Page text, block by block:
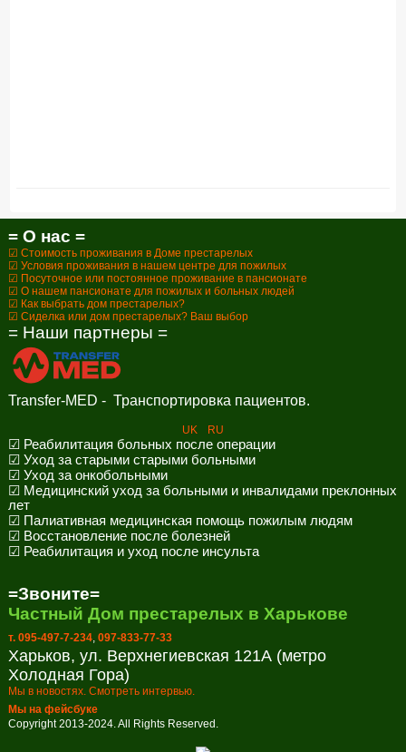
= О нас =
☑ Стоимость проживания в Доме престарелых
☑ Условия проживания в нашем центре для пожилых
☑ Посуточное или постоянное проживание в пансионате
☑ О нашем пансионате для пожилых и больных людей
☑ Как выбрать дом престарелых?
☑ Сиделка или дом престарелых? Ваш выбор
= Наши партнеры =
Transfer-MED - Транспортировка пациентов.
UK RU
☑ Реабилитация больных после операции
☑ Уход за старыми старыми больными
☑ Уход за онкобольными
☑ Медицинский уход за больными и инвалидами преклонных
лет
☑ Палиативная медицинская помощь пожилым людям
☑ Восстановление после болезней
☑ Реабилитация и уход после инсульта
=Звоните=
Частный Дом престарелых в Харькове
т. 095-497-7-234, 097-833-77-33
Харьков, ул. Верхнегиевская 121А (метро
Холодная Гора)
Мы в новостях. Смотреть интервью.
Мы на фейсбуке
Copyright 2013-2024. All Rights Reserved.